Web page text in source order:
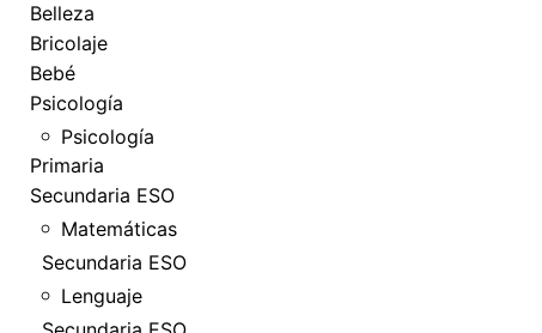
Belleza
Bricolaje
Bebé
Psicología
Psicología
Primaria
Secundaria ESO
Matemáticas
Secundaria ESO
Lenguaje